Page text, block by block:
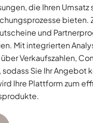
die Ihren
bieten.
und
Mit integrierten
Verkaufszahlen,
sodass Sie Ihr
Ihre Plattform zum